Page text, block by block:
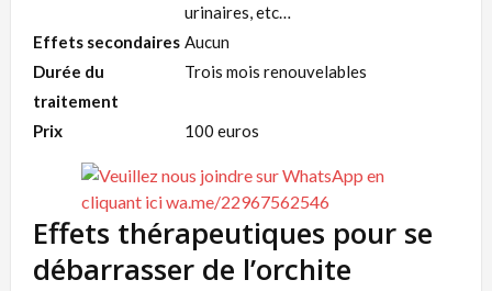
urinaires, etc…
Effets secondaires Aucun
Durée du
traitement
Trois mois renouvelables
Prix 100 euros
Effets thérapeutiques pour se
débarrasser de l’orchite